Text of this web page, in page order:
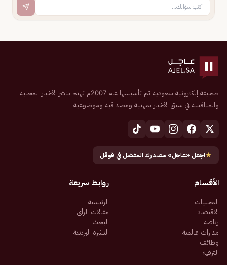
صحيفة إلكترونية سعودية تم تأسيسها عام 2007م تهتم بنشر الأخبار المحلية
والمنافسة في سبق الأخبار بمهنية ومصداقية وموضوعية
★اجعل «عاجل» مصدرك المفضل في قوقل
الأقسام
المحليات
الاقتصاد
رياضة
مدارات عالمية
وظائف
الترفيه
روابط سريعة
الرئيسية
مقالات الرأي
البحث
النشرة البريدية